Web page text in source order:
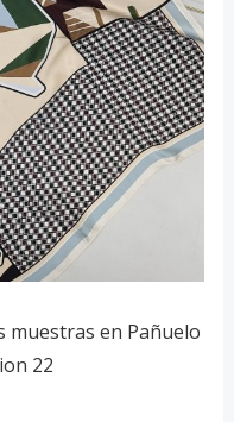
muestras en Pañuelo
22